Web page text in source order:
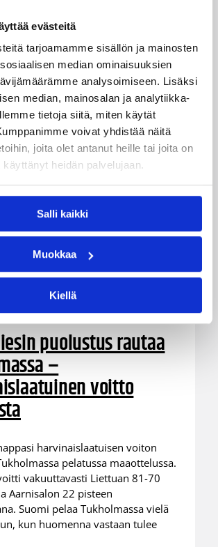
evästeitä
tarjoamamme sisällön ja mainosten
median ominaisuuksien
analysoimiseen. Lisäksi
median, mainosalan ja analytiikka-
tietoja siitä, miten käytät
voivat yhdistää näitä
joita olet antanut heille tai joita on
heidän palvelujaan.
Salli kaikki
Muokkaa
Kiellä
Ranskassa, Itävallassa,
puolustus rautaa
–
voitto
harvinaislaatuisen voiton
pelatussa maaottelussa.
vakuuttavasti Liettuan 81-70
Aarnisalon 22 pisteen
Suomi pelaa Tukholmassa vielä
kun huomenna vastaan tulee